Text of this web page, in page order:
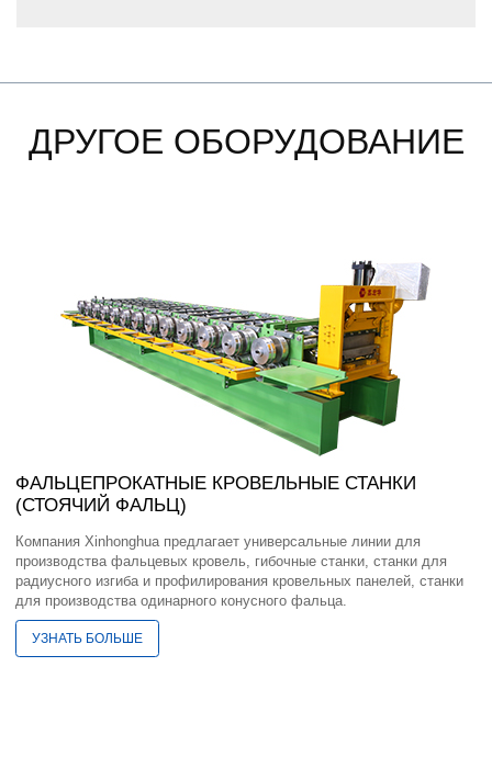
ДРУГОЕ ОБОРУДОВАНИЕ
ФАЛЬЦЕПРОКАТНЫЕ КРОВЕЛЬНЫЕ СТАНКИ
(СТОЯЧИЙ ФАЛЬЦ)
Компания Xinhonghua предлагает универсальные линии для
производства фальцевых кровель, гибочные станки, станки для
радиусного изгиба и профилирования кровельных панелей, станки
для производства одинарного конусного фальца.
УЗНАТЬ БОЛЬШЕ